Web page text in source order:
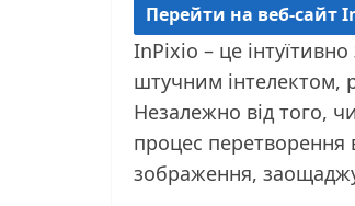
Перейти на веб-сайт
InPixio – це
штучним інтелектом,
Незалежно від того,
процес
зображення,